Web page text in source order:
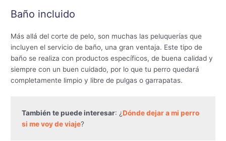
Baño incluido
Más allá del corte de pelo, son muchas las peluquerías que
incluyen el servicio de baño, una gran ventaja. Este tipo de
baño se realiza con productos específicos, de buena calidad y
siempre con un buen cuidado, por lo que tu perro quedará
completamente limpio y libre de pulgas o garrapatas.
También te puede interesar: ¿Dónde dejar a mi perro
si me voy de viaje?